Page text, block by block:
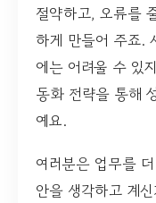
절약하고, 오류를
하게 만들어 주죠.
에는 어려울 수 있
동화 전략을 통해
예요.
여러분은 업무를
안을 생각하고 계